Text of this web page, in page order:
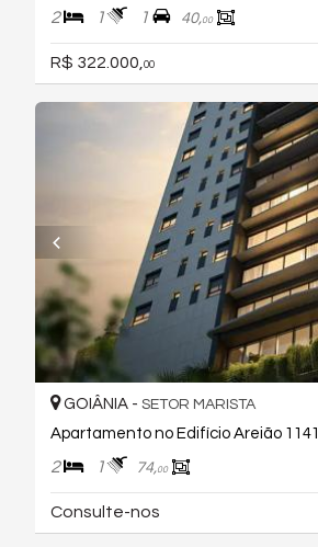
2 1 1 40,00
R$ 322.000,00
GOIÂNIA - SETOR MARISTA
Apartamento no Edifício Areião 1141
2 1 74,00
Consulte-nos